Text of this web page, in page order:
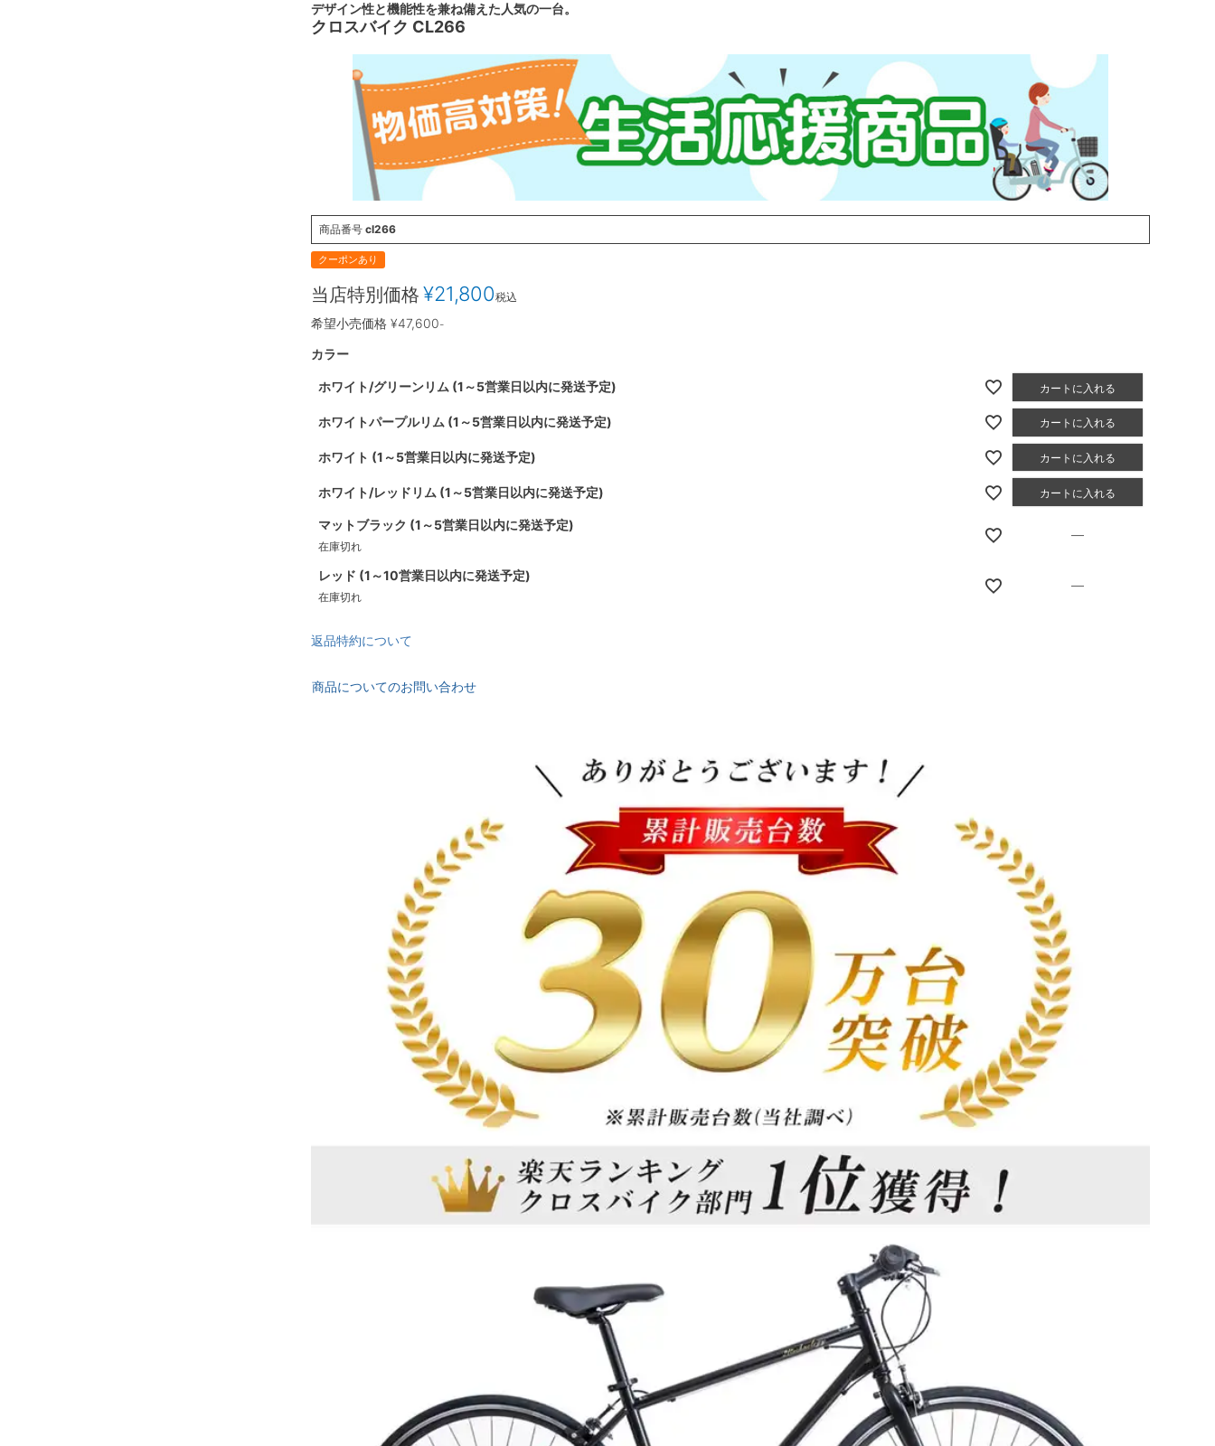
デザイン性と機能性を兼ね備えた人気の一台。
クロスバイク CL266
商品番号 cl266
クーポンあり
希望小売価格 ¥47,600-
当店特別価格 ¥21,800税込
カラー
ホワイト/グリーンリム (1～5営業日以内に発送予定) カートに入れる
ホワイトパープルリム (1～5営業日以内に発送予定) カートに入れる
ホワイト (1～5営業日以内に発送予定) カートに入れる
ホワイト/レッドリム (1～5営業日以内に発送予定) カートに入れる
マットブラック (1～5営業日以内に発送予定)
在庫切れ
—
レッド (1～10営業日以内に発送予定)
在庫切れ
—
返品特約について
商品についてのお問い合わせ